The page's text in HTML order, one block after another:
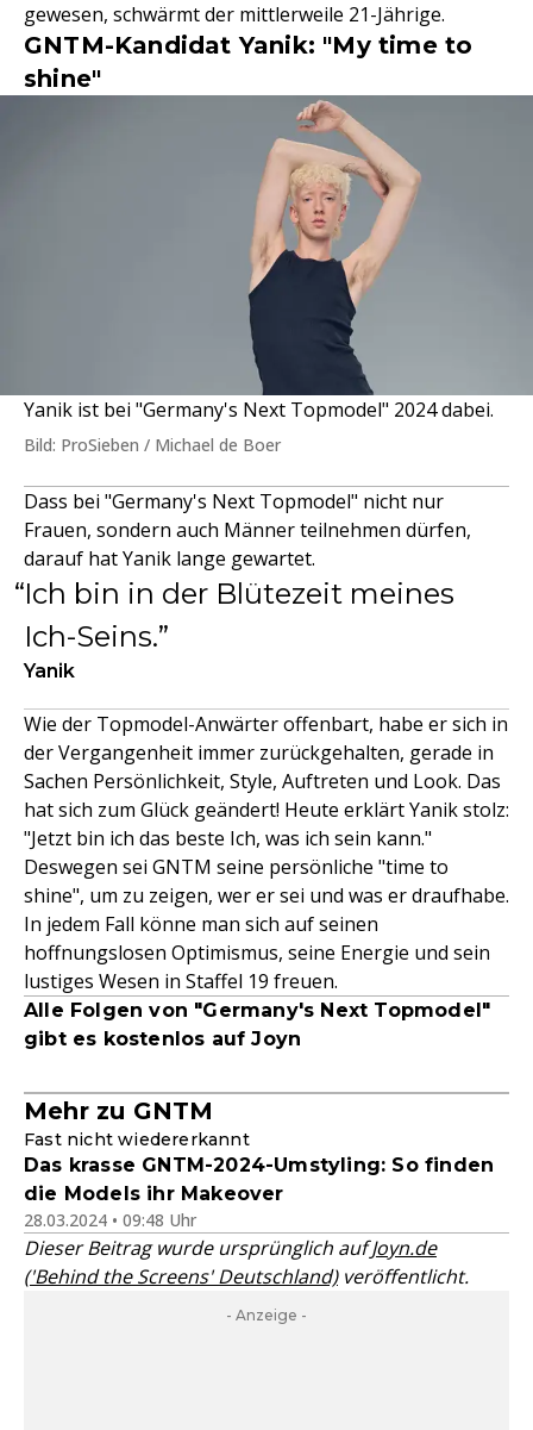
gewesen, schwärmt der mittlerweile 21-Jährige.
GNTM-Kandidat Yanik: "My time to
shine"
Yanik ist bei "Germany's Next Topmodel" 2024 dabei.
Bild: ProSieben / Michael de Boer
Dass bei "Germany's Next Topmodel" nicht nur
Frauen, sondern auch Männer teilnehmen dürfen,
darauf hat Yanik lange gewartet.
Ich bin in der Blütezeit meines
Ich-Seins.
Yanik
Wie der Topmodel-Anwärter offenbart, habe er sich in
der Vergangenheit immer zurückgehalten, gerade in
Sachen Persönlichkeit, Style, Auftreten und Look. Das
hat sich zum Glück geändert! Heute erklärt Yanik stolz:
"Jetzt bin ich das beste Ich, was ich sein kann."
Deswegen sei GNTM seine persönliche "time to
shine", um zu zeigen, wer er sei und was er draufhabe.
In jedem Fall könne man sich auf seinen
hoffnungslosen Optimismus, seine Energie und sein
lustiges Wesen in Staffel 19 freuen.
Alle Folgen von "Germany's Next Topmodel"
gibt es kostenlos auf Joyn
Mehr zu GNTM
Fast nicht wiedererkannt
Das krasse GNTM-2024-Umstyling: So finden
die Models ihr Makeover
28.03.2024 • 09:48 Uhr
Dieser Beitrag wurde ursprünglich aufJoyn.de
('Behind the Screens' Deutschland)veröffentlicht.
- Anzeige -